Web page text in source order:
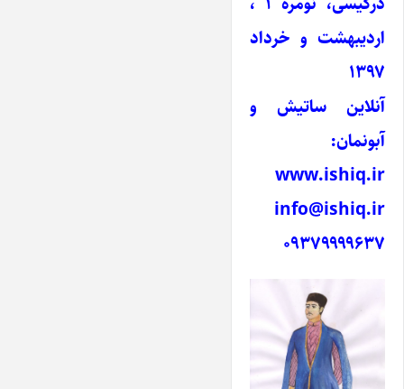
اردیبهشت و خرداد
۱۳۹۷
آنلاین ساتیش و
آبونمان:
www.ishiq.ir
info@ishiq.ir
۰۹۳۷۹۹۹۹۶۳۷